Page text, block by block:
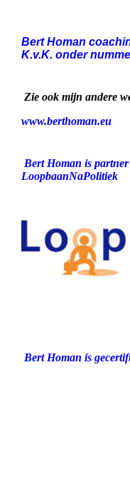
Bert Homan
K.v.K. onder
Zie ook mijn andere
www.berthoman.eu
Bert Homan is
LoopbaanNaPolitiek
Bert Homan is